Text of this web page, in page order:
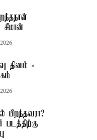
சீமான்
தினம் -
பிறந்தவரா?